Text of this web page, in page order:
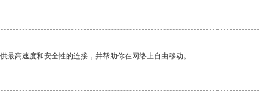
最高速度和安全性的连接，并帮助你在网络上自由移动。